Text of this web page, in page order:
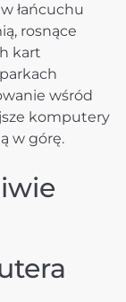
łańcuchu
rosnące
kart
wśród
komputery
w górę.